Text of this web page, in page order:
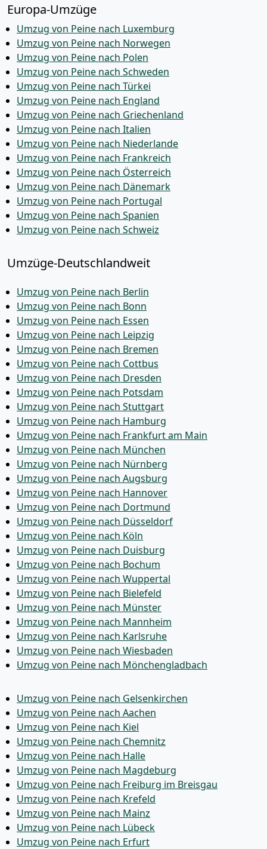
Europa-Umzüge
Umzug von Peine nach Luxemburg
Umzug von Peine nach Norwegen
Umzug von Peine nach Polen
Umzug von Peine nach Schweden
Umzug von Peine nach Türkei
Umzug von Peine nach England
Umzug von Peine nach Griechenland
Umzug von Peine nach Italien
Umzug von Peine nach Niederlande
Umzug von Peine nach Frankreich
Umzug von Peine nach Österreich
Umzug von Peine nach Dänemark
Umzug von Peine nach Portugal
Umzug von Peine nach Spanien
Umzug von Peine nach Schweiz
Umzüge-Deutschlandweit
Umzug von Peine nach Berlin
Umzug von Peine nach Bonn
Umzug von Peine nach Essen
Umzug von Peine nach Leipzig
Umzug von Peine nach Bremen
Umzug von Peine nach Cottbus
Umzug von Peine nach Dresden
Umzug von Peine nach Potsdam
Umzug von Peine nach Stuttgart
Umzug von Peine nach Hamburg
Umzug von Peine nach Frankfurt am Main
Umzug von Peine nach München
Umzug von Peine nach Nürnberg
Umzug von Peine nach Augsburg
Umzug von Peine nach Hannover
Umzug von Peine nach Dortmund
Umzug von Peine nach Düsseldorf
Umzug von Peine nach Köln
Umzug von Peine nach Duisburg
Umzug von Peine nach Bochum
Umzug von Peine nach Wuppertal
Umzug von Peine nach Bielefeld
Umzug von Peine nach Münster
Umzug von Peine nach Mannheim
Umzug von Peine nach Karlsruhe
Umzug von Peine nach Wiesbaden
Umzug von Peine nach Mönchen­gladbach
Umzug von Peine nach Gelsenkirchen
Umzug von Peine nach Aachen
Umzug von Peine nach Kiel
Umzug von Peine nach Chemnitz
Umzug von Peine nach Halle
Umzug von Peine nach Magdeburg
Umzug von Peine nach Freiburg im Breisgau
Umzug von Peine nach Krefeld
Umzug von Peine nach Mainz
Umzug von Peine nach Lübeck
Umzug von Peine nach Erfurt